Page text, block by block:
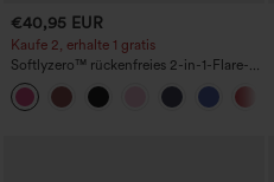
€40,95 EUR
Kaufe 2, erhalte 1 gratis
Softlyzero™ rückenfreies 2-in-1-Flare-
Trainingskleid – Wannabe – Easy Peezy